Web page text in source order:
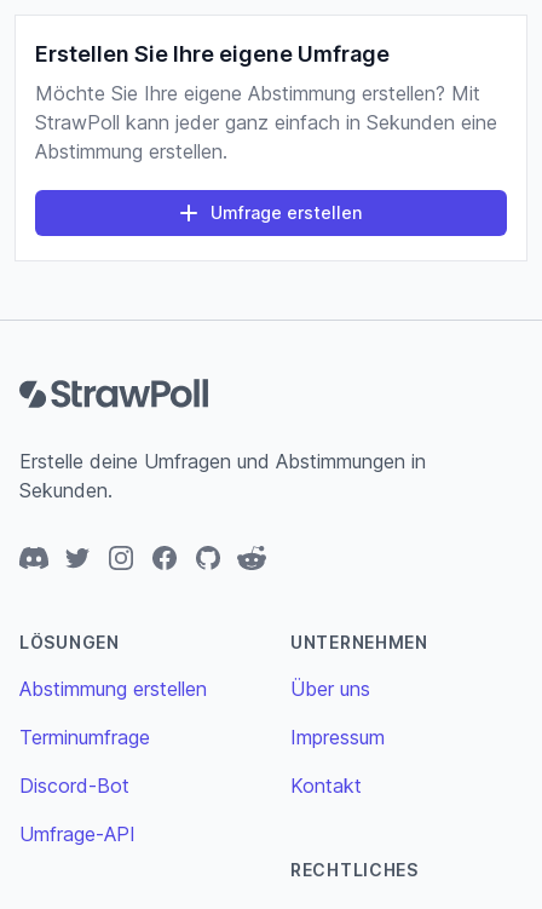
Erstellen Sie Ihre eigene Umfrage
Möchte Sie Ihre eigene Abstimmung erstellen? Mit
StrawPoll kann jeder ganz einfach in Sekunden eine
Abstimmung erstellen.
Umfrage erstellen
Erstelle deine Umfragen und Abstimmungen in
Sekunden.
DiscordTwitterInstagramFacebook
GitHubReddit
LÖSUNGEN
Abstimmung erstellen
Terminumfrage
Discord-Bot
Umfrage-API
UNTERNEHMEN
Über uns
Impressum
Kontakt
RECHTLICHES